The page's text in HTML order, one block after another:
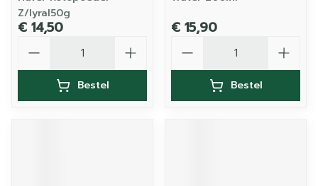
Z/lyral50g
€ 14,50
Bestel
€ 15,90
Bestel